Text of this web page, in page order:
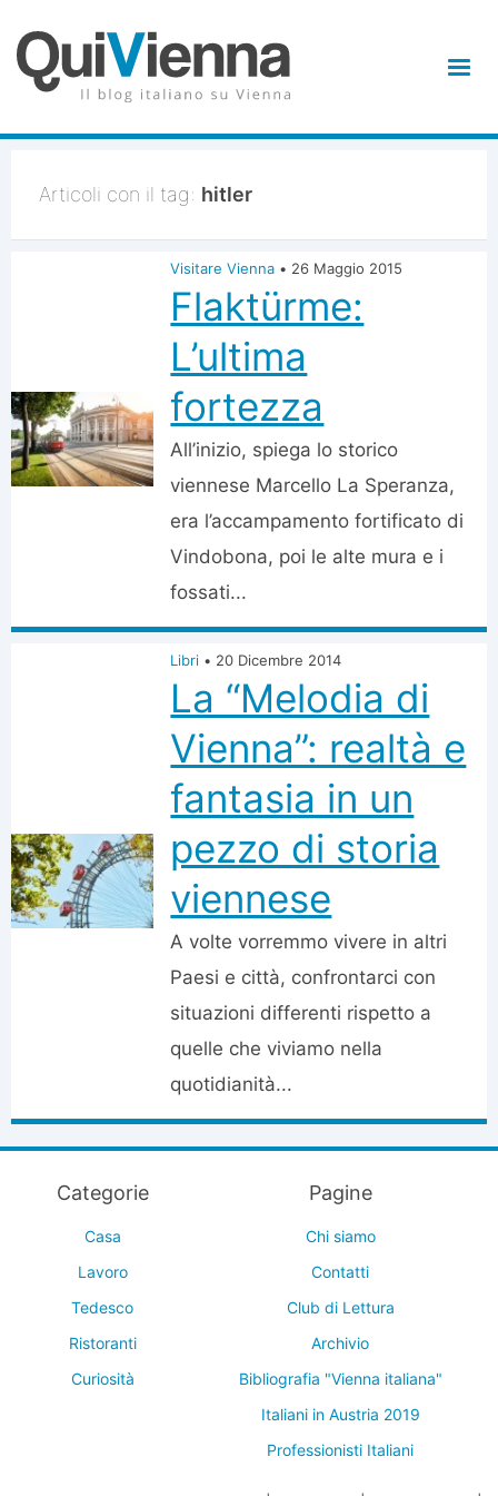
Articoli con il tag: hitler
Visitare Vienna • 26 Maggio 2015
Flaktürme:
L’ultima
fortezza
All’inizio, spiega lo storico
viennese Marcello La Speranza,
era l’accampamento fortificato di
Vindobona, poi le alte mura e i
fossati...
Libri • 20 Dicembre 2014
La “Melodia di
Vienna”: realtà e
fantasia in un
pezzo di storia
viennese
A volte vorremmo vivere in altri
Paesi e città, confrontarci con
situazioni differenti rispetto a
quelle che viviamo nella
quotidianità...
Categorie
Casa
Lavoro
Tedesco
Ristoranti
Curiosità
Pagine
Chi siamo
Contatti
Club di Lettura
Archivio
Bibliografia "Vienna italiana"
Italiani in Austria 2019
Professionisti Italiani